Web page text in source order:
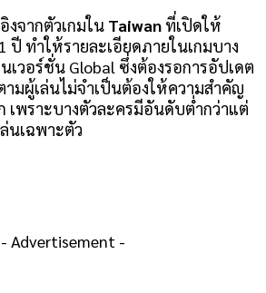
จากตัวเกมใน Taiwan ที่เปิดให้
ปี ทำให้รายละเอียดภายในเกมบาง
เวอร์ชั่น Global ซึ่งต้องรอการอัปเดต
ามผู้เล่นไม่จำเป็นต้องให้ความสำคัญ
เพราะบางตัวละครมีอันดับต่ำกว่าแต่
นเฉพาะตัว
- Advertisement -